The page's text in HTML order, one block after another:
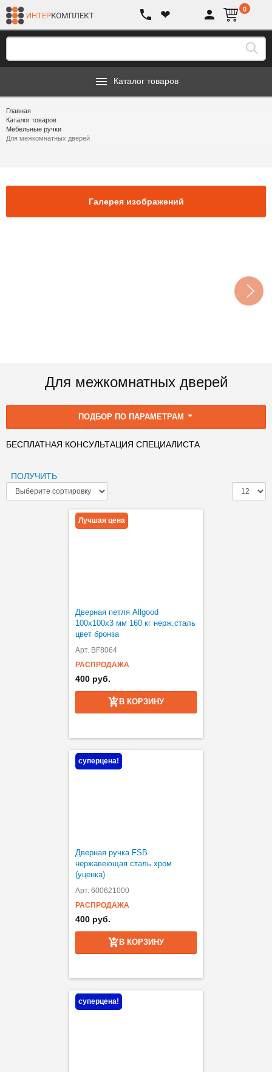
❤ 0
Каталог товаров
Главная
Каталог товаров
Мебельные ручки
Для межкомнатных дверей
Галерея изображений
Для межкомнатных дверей
ПОДБОР ПО ПАРАМЕТРАМ
БЕСПЛАТНАЯ КОНСУЛЬТАЦИЯ СПЕЦИАЛИСТА
ПОЛУЧИТЬ
Лучшая цена
Дверная петля Allgood
100х100х3 мм 160 кг нерж.сталь
цвет бронза
Арт. BF8064
РАСПРОДАЖА
400 руб.
В КОРЗИНУ
суперцена!
Дверная ручка FSB
нержавеющая сталь хром
(уценка)
Арт. 600621000
РАСПРОДАЖА
400 руб.
В КОРЗИНУ
суперцена!